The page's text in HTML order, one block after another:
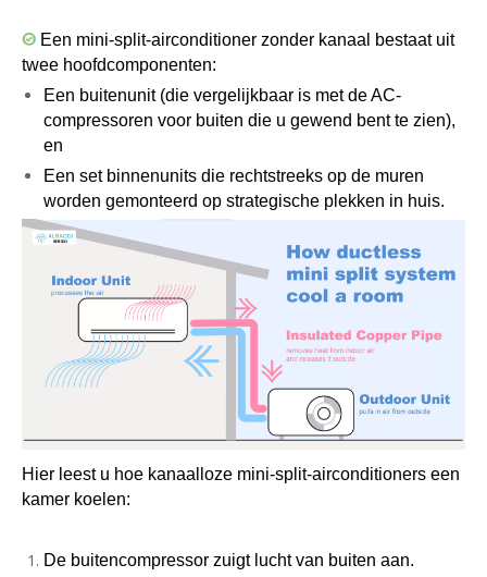
Een mini-split-airconditioner zonder kanaal bestaat uit
twee hoofdcomponenten:
Een buitenunit (die vergelijkbaar is met de AC-
compressoren voor buiten die u gewend bent te zien),
en
Een set binnenunits die rechtstreeks op de muren
worden gemonteerd op strategische plekken in huis.
Hier leest u hoe kanaalloze mini-split-airconditioners een
kamer koelen:
De buitencompressor zuigt lucht van buiten aan.